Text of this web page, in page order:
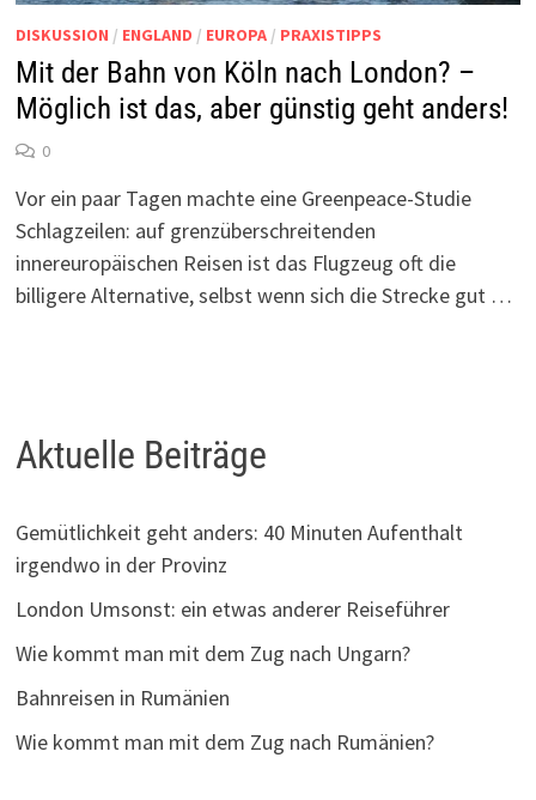
DISKUSSION / ENGLAND / EUROPA/ PRAXISTIPPS
Mit der Bahn von Köln nach London? –
Möglich ist das, aber günstig geht anders!
0
Vor ein paar Tagen machte eine Greenpeace-Studie
Schlagzeilen: auf grenzüberschreitenden
innereuropäischen Reisen ist das Flugzeug oft die
billigere Alternative, selbst wenn sich die Strecke gut …
Aktuelle Beiträge
Gemütlichkeit geht anders: 40 Minuten Aufenthalt
irgendwo in der Provinz
London Umsonst: ein etwas anderer Reiseführer
Wie kommt man mit dem Zug nach Ungarn?
Bahnreisen in Rumänien
Wie kommt man mit dem Zug nach Rumänien?